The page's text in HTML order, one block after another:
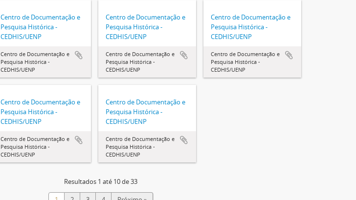
Centro de Documentação e
Pesquisa Histórica -
CEDHIS/UENP
Centro de Documentação e
Pesquisa Histórica -
CEDHIS/UENP
Centro de Documentação e
Pesquisa Histórica -
CEDHIS/UENP
Centro de Documentação e
Pesquisa Histórica -
CEDHIS/UENP
Centro de Documentação e
Pesquisa Histórica -
CEDHIS/UENP
Centro de Documentação e
Pesquisa Histórica -
CEDHIS/UENP
Centro de Documentação e
Pesquisa Histórica -
CEDHIS/UENP
Centro de Documentação e
Pesquisa Histórica -
CEDHIS/UENP
Centro de Documentação e
Pesquisa Histórica -
CEDHIS/UENP
Centro de Documentação e
Pesquisa Histórica -
CEDHIS/UENP
Resultados 1 até 10 de 33